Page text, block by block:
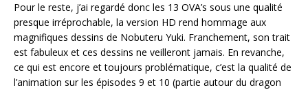
Pour le reste, j’ai regardé donc les 13 OVA’s sous une qualité
presque irréprochable, la version HD rend hommage aux
magnifiques dessins de Nobuteru Yuki. Franchement, son trait
est fabuleux et ces dessins ne veilleront jamais. En revanche,
ce qui est encore et toujours problématique, c’est la qualité de
l’animation sur les épisodes 9 et 10 (partie autour du dragon